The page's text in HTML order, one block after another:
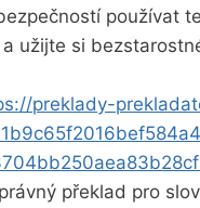
používat
užijte si
preklady-
překlad pro